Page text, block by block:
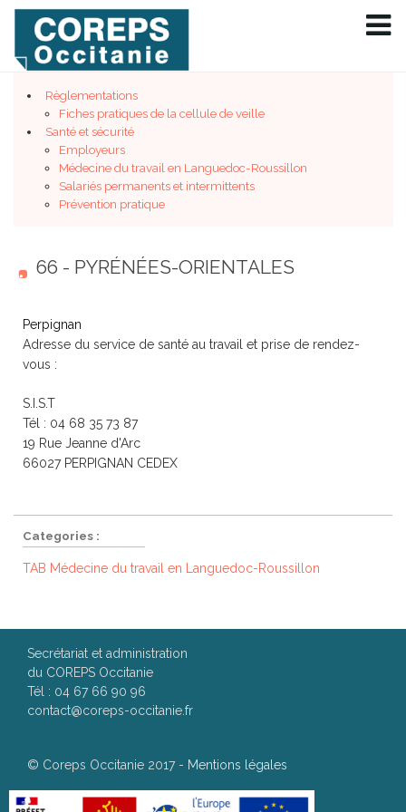
Règlementations
Fiches pratiques de la cellule de veille
Santé et sécurité
Employeurs
Médecine du travail en Languedoc-Roussillon
Salariés permanents et intermittents
Prévention pratique
66 - PYRÉNÉES-ORIENTALES
Perpignan
Adresse du service de santé au travail et prise de rendez-
vous :
S.I.S.T
Tél : 04 68 35 73 87
19 Rue Jeanne d'Arc
66027 PERPIGNAN CEDEX
Categories :
TAB Médecine du travail en Languedoc-Roussillon
Secrétariat et administration
du COREPS Occitanie
Tél : 04 67 66 90 96
contact@coreps-occitanie.fr
© Coreps Occitanie 2017- Mentions légales